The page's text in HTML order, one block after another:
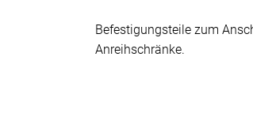
Befestigungsteile zum
Anreihschränke.